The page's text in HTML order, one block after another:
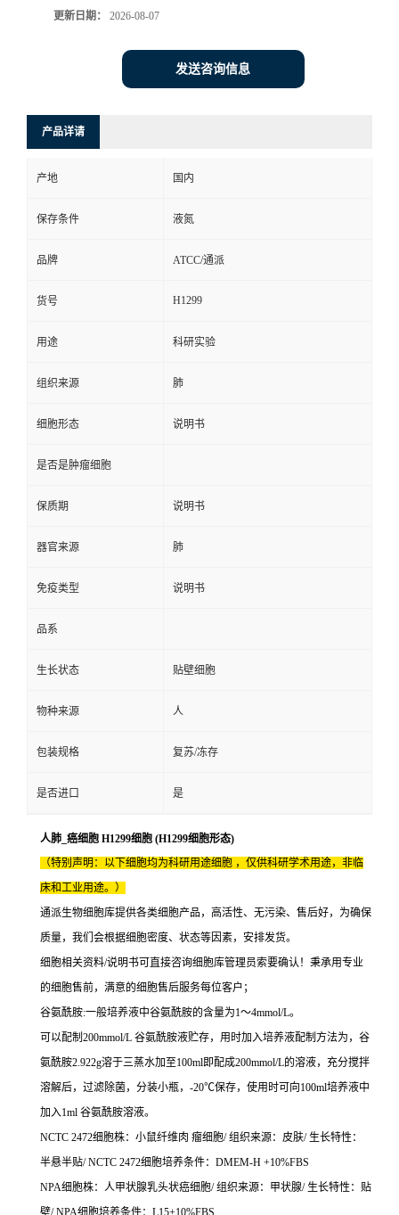
更新日期： 2026-08-07
发送咨询信息
产品详请
产地 国内
保存条件 液氮
品牌 ATCC/通派
货号 H1299
用途 科研实验
组织来源 肺
细胞形态 说明书
是否是肿瘤细胞
保质期 说明书
器官来源 肺
免疫类型 说明书
品系
生长状态 贴壁细胞
物种来源 人
包装规格 复苏/冻存
是否进口 是
人肺_癌细胞 H1299细胞 (H1299细胞形态)
（特别声明：以下细胞均为科研用途细胞 ，仅供科研学术用途，非临
床和工业用途。）
通派生物细胞库提供各类细胞产品，高活性、无污染、售后好，为确保
质量，我们会根据细胞密度、状态等因素，安排发货。
细胞相关资料/说明书可直接咨询细胞库管理员索要确认！秉承用专业
的细胞售前，满意的细胞售后服务每位客户；
谷氨酰胺:一般培养液中谷氨酰胺的含量为1～4mmol/L。
可以配制200mmol/L 谷氨酰胺液贮存，用时加入培养液配制方法为，谷
氨酰胺2.922g溶于三蒸水加至100ml即配成200mmol/L的溶液，充分搅拌
溶解后，过滤除菌，分装小瓶，-20℃保存，使用时可向100ml培养液中
加入1ml 谷氨酰胺溶液。
NCTC 2472细胞株：小鼠纤维肉 瘤细胞/ 组织来源：皮肤/ 生长特性：
半悬半贴/ NCTC 2472细胞培养条件：DMEM-H +10%FBS
NPA细胞株：人甲状腺乳头状癌细胞/ 组织来源：甲状腺/ 生长特性：贴
壁/ NPA细胞培养条件：L15+10%FBS